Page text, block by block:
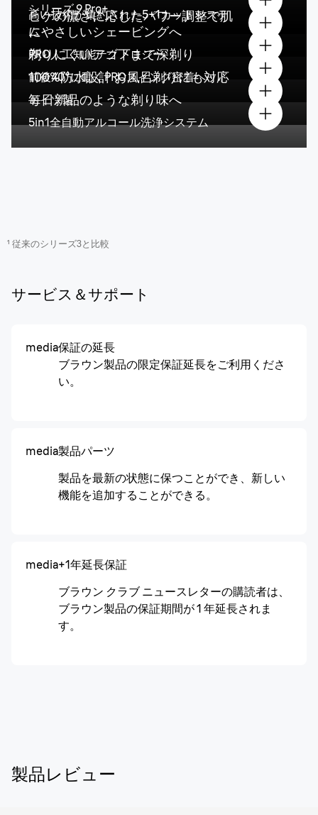
シリーズ9 Pro+
高い技術が集約された5+1カットシステ
ム
ヒゲの濃さに応じたパワー調整で肌
にやさしいシェービングへ
PRO人工知能テクノロジー
剃りにくいアゴ下まで深剃り
前後40°に動くPROスイング密着ヘッド
100%防水設計 お風呂剃りにも対応
ドイツ製
毎日新品のような剃り味へ
5in1全自動アルコール洗浄システム
¹ 従来のシリーズ3と比較
サービス＆サポート
media保証の延長
ブラウン製品の限定保証延長をご利用くださ
い。
media製品パーツ
製品を最新の状態に保つことができ、新しい
機能を追加することができる。
media+1年延長保証
ブラウン クラブ ニュースレターの購読者は、
ブラウン製品の保証期間が 1 年延長されま
す。
製品レビュー